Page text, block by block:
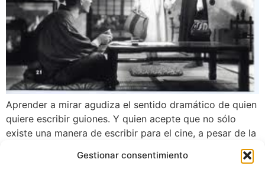
Gestionar consentimiento
Aprender a mirar agudiza el sentido dramático de quien
quiere escribir guiones. Y quien acepte que no sólo
existe una manera de escribir para el cine, a pesar de la
escuelas y talleres, descubre la posibilidad de ser quizá